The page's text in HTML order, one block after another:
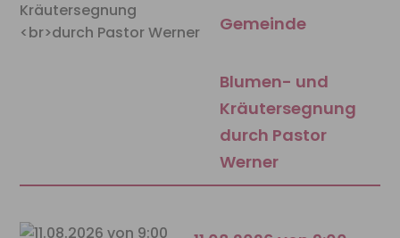
Gemeinde
Blumen- und
Kräutersegnung
durch Pastor
Werner